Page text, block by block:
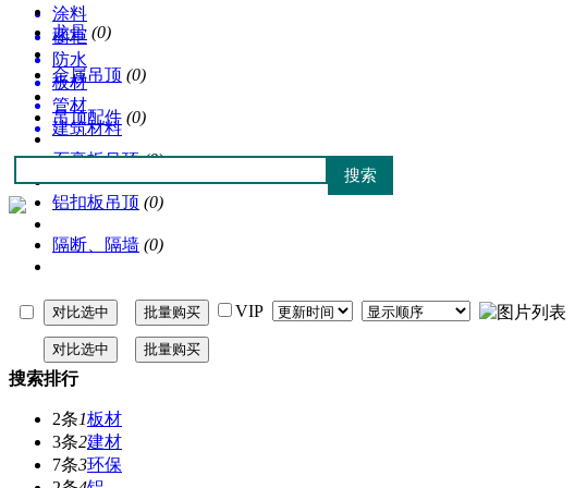
涂料
橱柜
防水
板材
管材
建筑材料
龙骨 (0)
金属吊顶 (0)
吊顶配件 (0)
石膏板吊顶 (0)
铝扣板吊顶 (0)
隔断、隔墙 (0)
VIP
搜索排行
2条1板材
3条2建材
7条3环保